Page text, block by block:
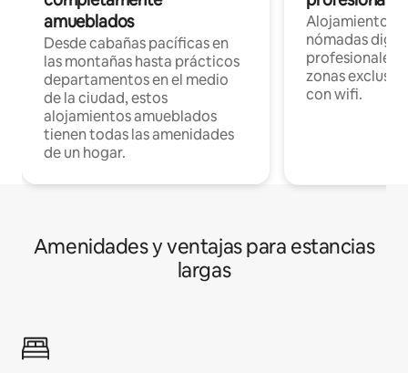
amueblados
Desde cabañas pacíficas en
las montañas hasta prácticos
departamentos en el medio
de la ciudad, estos
alojamientos amueblados
tienen todas las amenidades
de un hogar.
Alojamientos
nómadas
profesionales
zonas
con wifi.
Amenidades y ventajas para estancias
largas